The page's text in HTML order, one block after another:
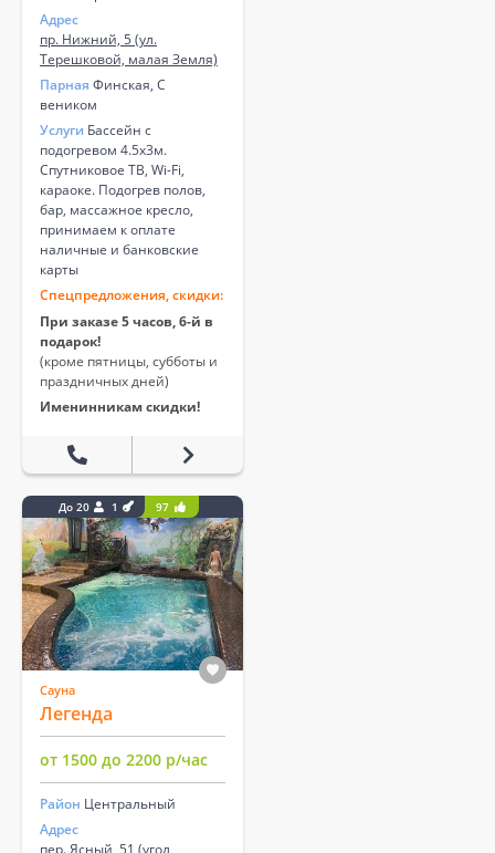
Адрес
пр. Нижний, 5 (ул.
Терешковой, малая Земля)
Парная Финская, С
веником
Услуги Бассейн с
подогревом 4.5х3м.
Спутниковое ТВ, Wi-Fi,
караоке. Подогрев полов,
бар, массажное кресло,
принимаем к оплате
наличные и банковские
карты
Спецпредложения, скидки:
При заказе 5 часов, 6-й в
подарок!
(кроме пятницы, субботы и
праздничных дней)
Именинникам скидки!
До 20 1 97
Сауна
Легенда
от 1500 до 2200 р/час
Район Центральный
Адрес
пер. Ясный, 51 (угол